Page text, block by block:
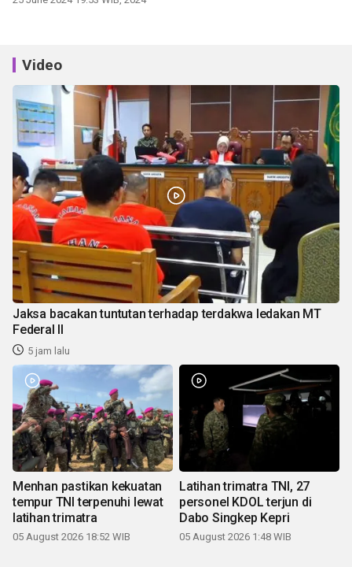
Video
Jaksa bacakan tuntutan terhadap terdakwa ledakan MT
Federal II
5 jam lalu
Menhan pastikan kekuatan
tempur TNI terpenuhi lewat
latihan trimatra
05 August 2026 18:52 WIB
Latihan trimatra TNI, 27
personel KDOL terjun di
Dabo Singkep Kepri
05 August 2026 1:48 WIB